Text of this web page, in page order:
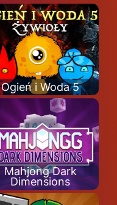
Ogień i Woda 5
Mahjong Dark
Dimensions